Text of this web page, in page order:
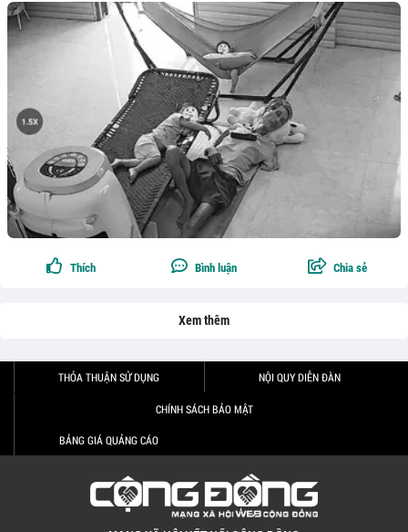
Thích Bình luận Chia sẻ
Xem thêm
THỎA THUẬN SỬ DỤNG NỘI QUY DIỄN ĐÀN
CHÍNH SÁCH BẢO MẬT
BẢNG GIÁ QUẢNG CÁO